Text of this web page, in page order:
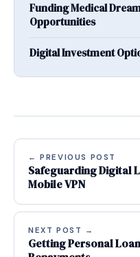
Funding Medical
Opportunities
Digital Investment
← PREVIOUS POST
Safeguarding Digital
Mobile VPN
NEXT POST →
Getting Personal